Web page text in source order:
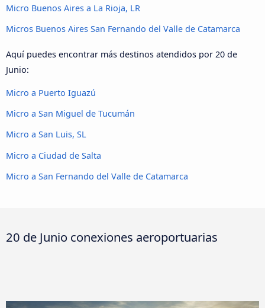
Micro Buenos Aires a La Rioja, LR
Micros Buenos Aires San Fernando del Valle de Catamarca
Aquí puedes encontrar más destinos atendidos por 20 de
Junio:
Micro a Puerto Iguazú
Micro a San Miguel de Tucumán
Micro a San Luis, SL
Micro a Ciudad de Salta
Micro a San Fernando del Valle de Catamarca
20 de Junio conexiones aeroportuarias